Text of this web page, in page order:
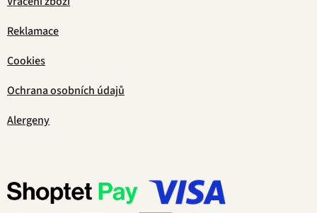
Reklamace
Cookies
Ochrana osobních údajů
Alergeny